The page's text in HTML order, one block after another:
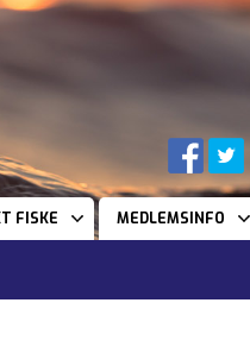
FISKE MEDLEMSINFO